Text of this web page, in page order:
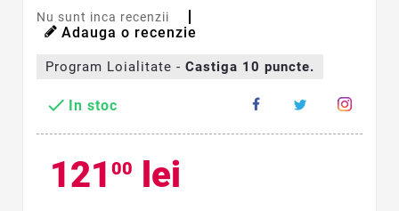
Nu sunt inca recenzii
Adauga o recenzie
Program Loialitate - Castiga 10 puncte.
 In stoc
121 00 lei